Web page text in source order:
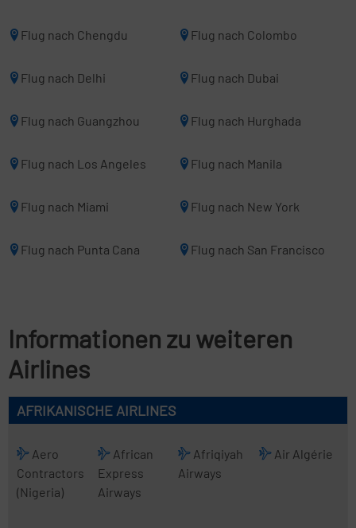
Flug nach Chengdu Flug nach Colombo
Flug nach Delhi Flug nach Dubai
Flug nach Guangzhou Flug nach Hurghada
Flug nach Los Angeles Flug nach Manila
Flug nach Miami Flug nach New York
Flug nach Punta Cana Flug nach San Francisco
Informationen zu weiteren
Airlines
AFRIKANISCHE AIRLINES
Aero
Contractors
(Nigeria)
African
Express
Airways
Afriqiyah
Airways
Air Algérie